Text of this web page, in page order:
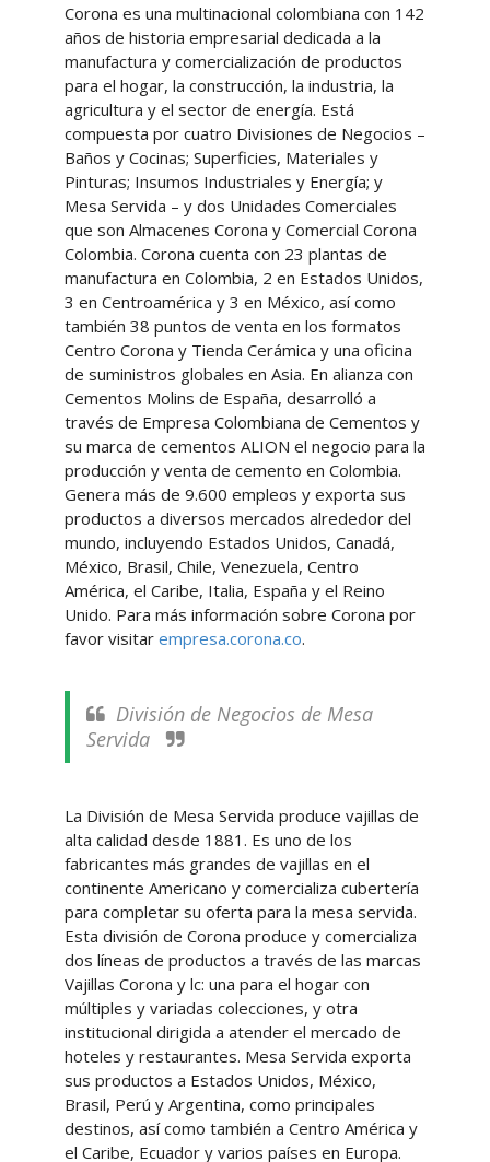
Corona es una multinacional colombiana con 142
años de historia empresarial dedicada a la
manufactura y comercialización de productos
para el hogar, la construcción, la industria, la
agricultura y el sector de energía. Está
compuesta por cuatro Divisiones de Negocios –
Baños y Cocinas; Superficies, Materiales y
Pinturas; Insumos Industriales y Energía; y
Mesa Servida – y dos Unidades Comerciales
que son Almacenes Corona y Comercial Corona
Colombia. Corona cuenta con 23 plantas de
manufactura en Colombia, 2 en Estados Unidos,
3 en Centroamérica y 3 en México, así como
también 38 puntos de venta en los formatos
Centro Corona y Tienda Cerámica y una oficina
de suministros globales en Asia. En alianza con
Cementos Molins de España, desarrolló a
través de Empresa Colombiana de Cementos y
su marca de cementos ALION el negocio para la
producción y venta de cemento en Colombia.
Genera más de 9.600 empleos y exporta sus
productos a diversos mercados alrededor del
mundo, incluyendo Estados Unidos, Canadá,
México, Brasil, Chile, Venezuela, Centro
América, el Caribe, Italia, España y el Reino
Unido. Para más información sobre Corona por
favor visitar empresa.corona.co.
División de Negocios de Mesa
Servida
La División de Mesa Servida produce vajillas de
alta calidad desde 1881. Es uno de los
fabricantes más grandes de vajillas en el
continente Americano y comercializa cubertería
para completar su oferta para la mesa servida.
Esta división de Corona produce y comercializa
dos líneas de productos a través de las marcas
Vajillas Corona y lc: una para el hogar con
múltiples y variadas colecciones, y otra
institucional dirigida a atender el mercado de
hoteles y restaurantes. Mesa Servida exporta
sus productos a Estados Unidos, México,
Brasil, Perú y Argentina, como principales
destinos, así como también a Centro América y
el Caribe, Ecuador y varios países en Europa.